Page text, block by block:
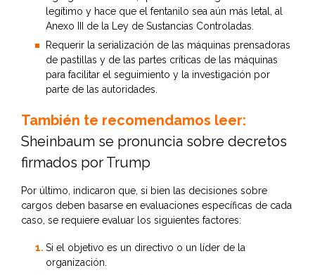
legítimo y hace que el fentanilo sea aún más letal, al
Anexo III de la Ley de Sustancias Controladas.
Requerir la serialización de las máquinas prensadoras
de pastillas y de las partes críticas de las máquinas
para facilitar el seguimiento y la investigación por
parte de las autoridades.
También te recomendamos leer:
Sheinbaum se pronuncia sobre decretos
firmados por Trump
Por último, indicaron que, si bien las decisiones sobre
cargos deben basarse en evaluaciones específicas de cada
caso, se requiere evaluar los siguientes factores:
Si el objetivo es un directivo o un líder de la
organización.